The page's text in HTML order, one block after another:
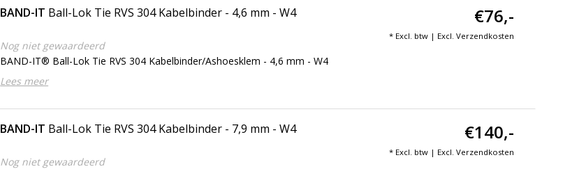
BAND-IT Ball-Lok Tie RVS 304 Kabelbinder - 4,6 mm - W4
Nog niet gewaardeerd
BAND-IT® Ball-Lok Tie RVS 304 Kabelbinder/Ashoesklem - 4,6 mm - W4
Lees meer
€76,-
* Excl. btw | Excl. Verzendkosten
BAND-IT Ball-Lok Tie RVS 304 Kabelbinder - 7,9 mm - W4
Nog niet gewaardeerd
€140,-
* Excl. btw | Excl. Verzendkosten